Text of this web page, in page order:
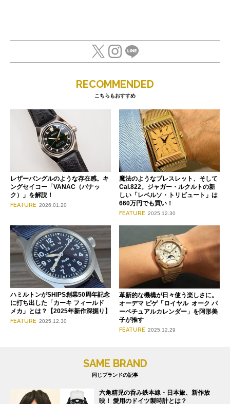
RECOMMENDED
こちらもおすすめ
レザーバングルのような存在感。キ
ングセイコー「VANAC（バナッ
ク）」を解説！
FEATURE 2026.01.20
魔法のようなブレスレット、そして
Cal.822。ジャガー・ルクルトの新
しい「レベルソ・トリビュート」は
660万円でも買い！
FEATURE 2025.12.30
ハミルトンがSHIPS創業50周年記念
に打ち出した「カーキ フィールド
メカ」とは？【2025年新作深掘り】
FEATURE 2025.12.30
革新的な機構が日々使う楽しさに。
オーデマ ピゲ「ロイヤル オーク パ
ーペチュアルカレンダー」を阿形美
子が推す
FEATURE 2025.12.29
SAME BRAND
同じブランドの記事
六角精児の呑み鉄本線・日本旅、新作放
映！ 愛用のドイツ製時計とは？